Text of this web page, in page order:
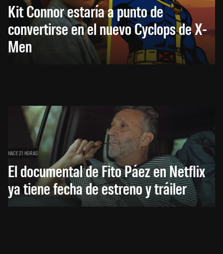
Kit Connor estaría a punto de
convertirse en el nuevo Cyclops de X-
Men
HACE 21 HORAS
El documental de Fito Páez en Netflix
ya tiene fecha de estreno y tráiler